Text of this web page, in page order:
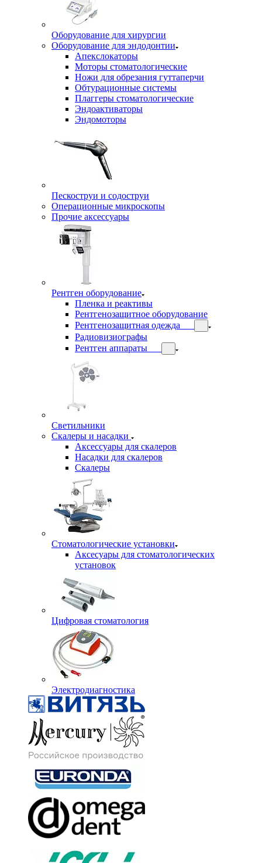
Оборудование для хирургии
Оборудование для эндодонтии
Апекслокаторы
Моторы стоматологические
Ножи для обрезания гуттаперчи
Обтурационные системы
Плаггеры стоматологические
Эндоактиваторы
Эндомоторы
Пескоструи и содоструи
Операционные микроскопы
Прочие аксессуары
Рентген оборудование
Пленка и реактивы
Рентгенозащитное оборудование
Рентгенозащитная одежда
Радиовизиографы
Рентген аппараты
Светильники
Скалеры и насадки
Аксессуары для скалеров
Насадки для скалеров
Скалеры
Стоматологические установки
Аксесуары для стоматологических
установок
Цифровая стоматология
Электродиагностика